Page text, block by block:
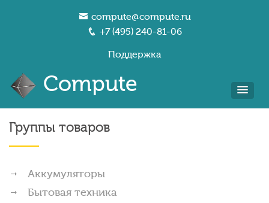
compute@compute.ru
+7 (495) 240-81-06
Поддержка
Compute
Группы товаров
Аккумуляторы
Бытовая техника